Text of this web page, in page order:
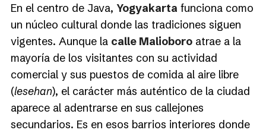
En el centro de Java, Yogyakarta funciona como
un núcleo cultural donde las tradiciones siguen
vigentes. Aunque la calle Malioboro atrae a la
mayoría de los visitantes con su actividad
comercial y sus puestos de comida al aire libre
(lesehan), el carácter más auténtico de la ciudad
aparece al adentrarse en sus callejones
secundarios. Es en esos barrios interiores donde